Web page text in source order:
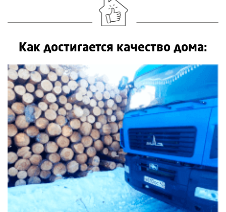
Как достигается качество дома: